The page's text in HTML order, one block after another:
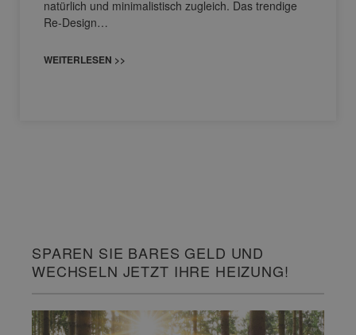
natürlich und minimalistisch zugleich. Das trendige
Re-Design…
WEITERLESEN >>
SPAREN SIE BARES GELD UND
WECHSELN JETZT IHRE HEIZUNG!